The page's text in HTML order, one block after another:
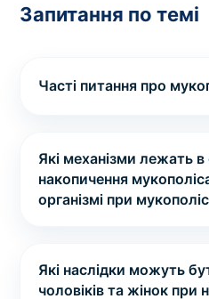
Запитання по темі
Часті питання про
Які механізми лежать в
накопичення
організмі при
Які наслідки можуть
чоловіків та жінок при